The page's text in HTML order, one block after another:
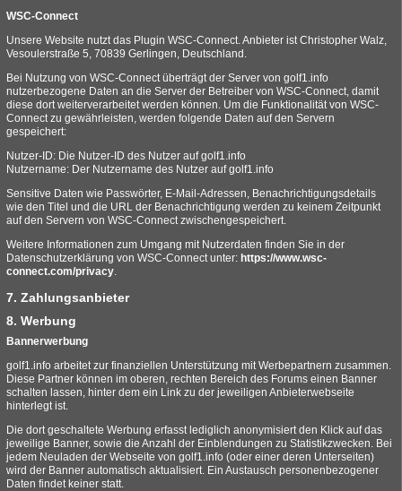
WSC-Connect
Unsere Website nutzt das Plugin WSC-Connect. Anbieter ist Christopher Walz,
Vesoulerstraße 5, 70839 Gerlingen, Deutschland.
Bei Nutzung von WSC-Connect überträgt der Server von golf1.info
nutzerbezogene Daten an die Server der Betreiber von WSC-Connect, damit
diese dort weiterverarbeitet werden können. Um die Funktionalität von WSC-
Connect zu gewährleisten, werden folgende Daten auf den Servern
gespeichert:
Nutzer-ID: Die Nutzer-ID des Nutzer auf golf1.info
Nutzername: Der Nutzername des Nutzer auf golf1.info
Sensitive Daten wie Passwörter, E-Mail-Adressen, Benachrichtigungsdetails
wie den Titel und die URL der Benachrichtigung werden zu keinem Zeitpunkt
auf den Servern von WSC-Connect zwischengespeichert.
Weitere Informationen zum Umgang mit Nutzerdaten finden Sie in der
Datenschutzerklärung von WSC-Connect unter: https://www.wsc-
connect.com/privacy.
7. Zahlungsanbieter
8. Werbung
Bannerwerbung
golf1.info arbeitet zur finanziellen Unterstützung mit Werbepartnern zusammen.
Diese Partner können im oberen, rechten Bereich des Forums einen Banner
schalten lassen, hinter dem ein Link zu der jeweiligen Anbieterwebseite
hinterlegt ist.
Die dort geschaltete Werbung erfasst lediglich anonymisiert den Klick auf das
jeweilige Banner, sowie die Anzahl der Einblendungen zu Statistikzwecken. Bei
jedem Neuladen der Webseite von golf1.info (oder einer deren Unterseiten)
wird der Banner automatisch aktualisiert. Ein Austausch personenbezogener
Daten findet keiner statt.